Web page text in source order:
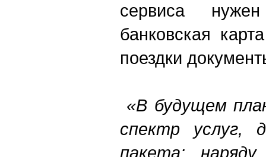
сервиса
банковская
поездки
«В будущем
спектр услуг,
пакета: